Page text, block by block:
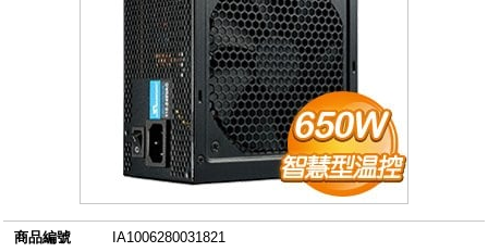
商品編號
IA1006280031821